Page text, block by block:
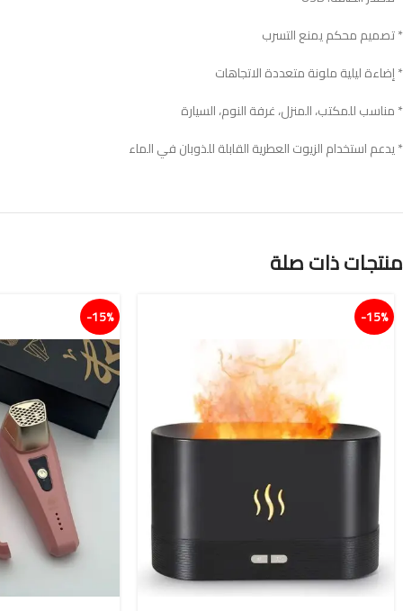
* تصميم محكم يمنع التسرب
* إضاءة ليلية ملونة متعددة الاتجاهات
* مناسب للمكتب، المنزل، غرفة النوم، السيارة
* يدعم استخدام الزيوت العطرية القابلة للذوبان في الماء
منتجات ذات صلة
15%-
15%-